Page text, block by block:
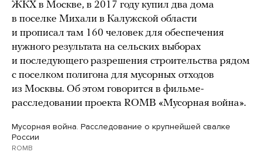
ЖКХ в Москве, в 2017 году купил два дома
в поселке Михали в Калужской области
и прописал там 160 человек для обеспечения
нужного результата на сельских выборах
и последующего разрешения строительства рядом
с поселком полигона для мусорных отходов
из Москвы. Об этом говорится в фильме-
расследовании проекта ROMB «Мусорная война».
Мусорная война. Расследование о крупнейшей свалке
России
ROMB